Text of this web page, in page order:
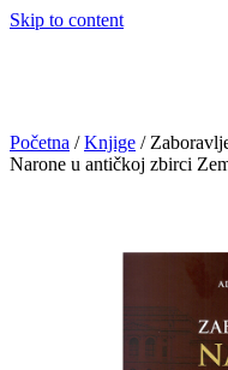
Skip to content
Početna /Knjige /
Narone u antičkoj zbirci